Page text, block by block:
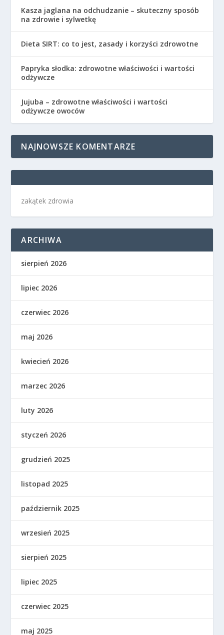
Kasza jaglana na odchudzanie – skuteczny sposób
na zdrowie i sylwetkę
Dieta SIRT: co to jest, zasady i korzyści zdrowotne
Papryka słodka: zdrowotne właściwości i wartości
odżywcze
Jujuba – zdrowotne właściwości i wartości
odżywcze owoców
NAJNOWSZE KOMENTARZE
zakątek zdrowia
ARCHIWA
sierpień 2026
lipiec 2026
czerwiec 2026
maj 2026
kwiecień 2026
marzec 2026
luty 2026
styczeń 2026
grudzień 2025
listopad 2025
październik 2025
wrzesień 2025
sierpień 2025
lipiec 2025
czerwiec 2025
maj 2025